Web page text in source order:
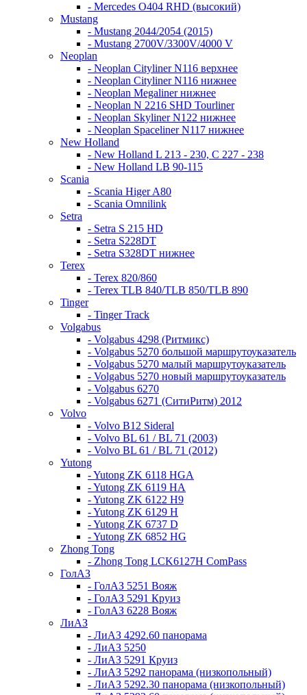
- Mercedes O404 RHD (высокий)
Mustang
- Mustang 2044/2054 (2015)
- Mustang 2700V/3300V/4000 V
Neoplan
- Neoplan Cityliner N116 верхнее
- Neoplan Cityliner N116 нижнее
- Neoplan Megaliner нижнее
- Neoplan N 2216 SHD Tourliner
- Neoplan Skyliner N122 нижнее
- Neoplan Spaceliner N117 нижнее
New Holland
- New Holland L 213 - 230, C 227 - 238
- New Holland LB 90-115
Scania
- Scania Higer A80
- Scania Omnilink
Setra
- Setra S 215 HD
- Setra S228DT
- Setra S328DT нижнее
Terex
- Terex 820/860
- Terex TLB 840/TLB 850/TLB 890
Tinger
- Tinger Track
Volgabus
- Volgabus 4298 (Ритмикс)
- Volgabus 5270 большой маршрутоуказатель
- Volgabus 5270 малый маршрутоуказатель
- Volgabus 5270 новый маршрутоуказатель
- Volgabus 6270
- Volgabus 6271 (СитиРитм) 2012
Volvo
- Volvo B12 Sideral
- Volvo BL 61 / BL 71 (2003)
- Volvo BL 61 / BL 71 (2012)
Yutong
- Yutong ZK 6118 HGA
- Yutong ZK 6119 HA
- Yutong ZK 6122 H9
- Yutong ZK 6129 H
- Yutong ZK 6737 D
- Yutong ZK 6852 HG
Zhong Tong
- Zhong Tong LCK6127H ComPass
ГолАЗ
- ГолАЗ 5251 Вояж
- ГолАЗ 5291 Круиз
- ГолАЗ 6228 Вояж
ЛиАЗ
- ЛиАЗ 4292.60 панорама
- ЛиАЗ 5250
- ЛиАЗ 5291 Круиз
- ЛиАЗ 5292 панорама (низкопольный)
- ЛиАЗ 5292.30 панорама (низкопольный)